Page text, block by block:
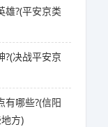
雄?(平安京类
?(决战平安京
有哪些?(信阳
方)